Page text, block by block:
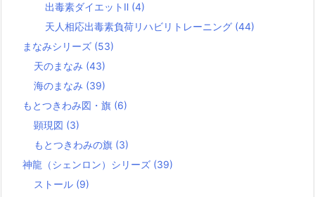
出毒素ダイエットⅡ (4)
天人相応出毒素負荷リハビリトレーニング (44)
まなみシリーズ (53)
天のまなみ (43)
海のまなみ (39)
もとつきわみ図・旗 (6)
顕現図 (3)
もとつきわみの旗 (3)
神龍（シェンロン）シリーズ (39)
ストール (9)